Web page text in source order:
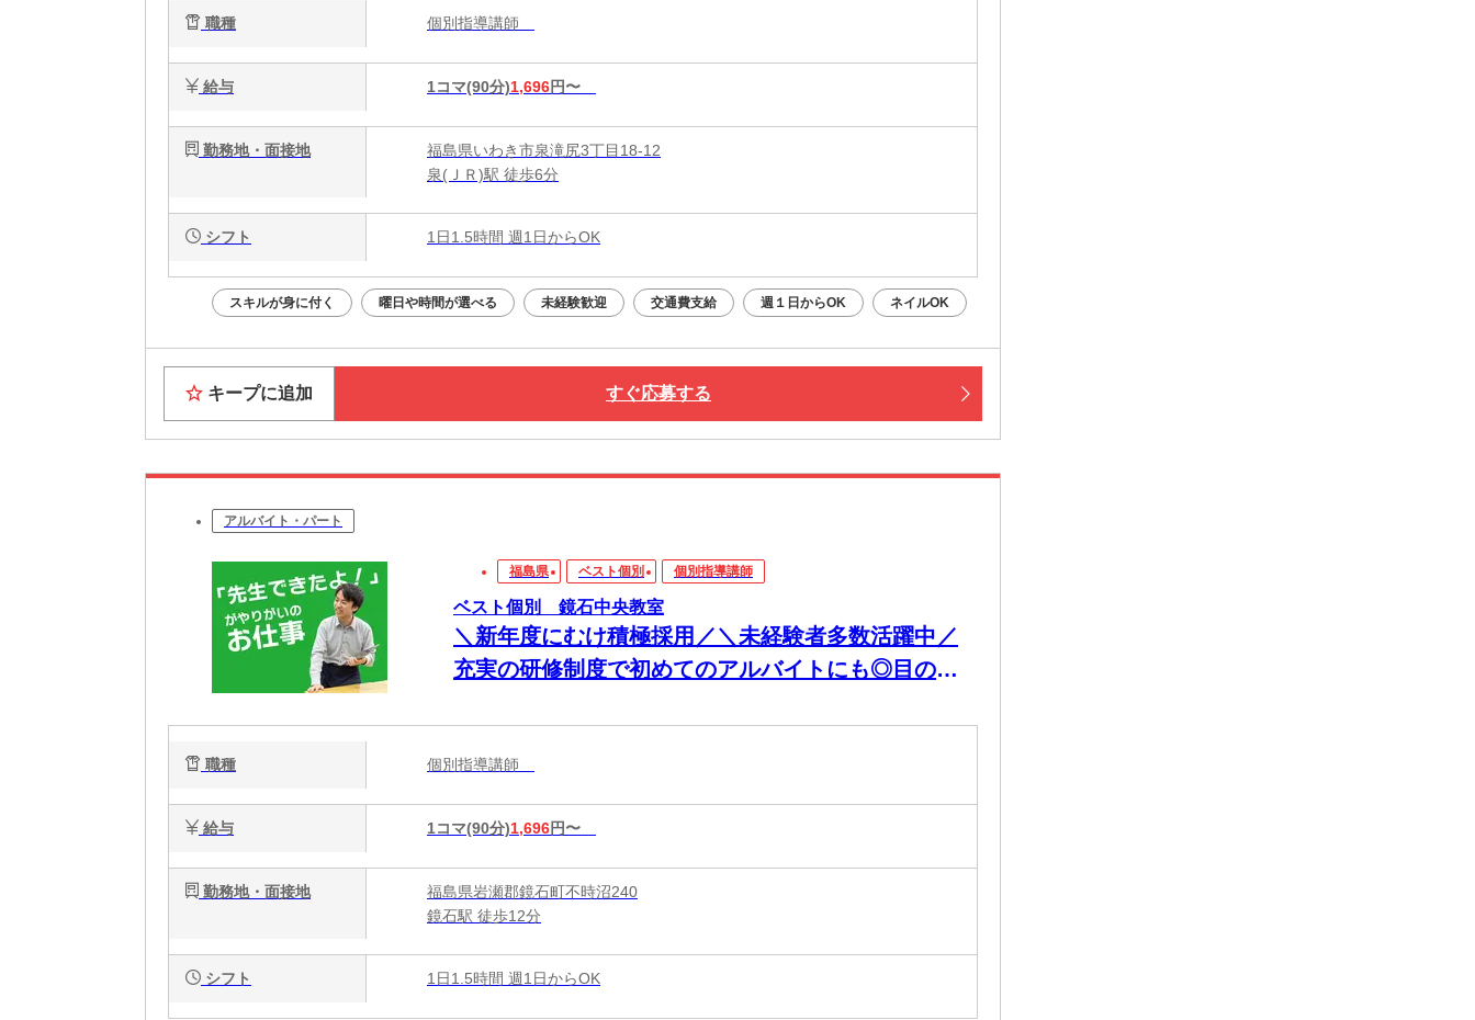
職種 個別指導講師
給与 1コマ(90分)1,696円〜
勤務地・面接地
福島県いわき市泉滝尻3丁目18-12
泉(ＪＲ)駅 徒歩6分
シフト 1日1.5時間 週1日からOK
スキルが身に付く 曜日や時間が選べる 未経験歓迎 交通費支給 週１日からOK ネイルOK
キープに追加 すぐ応募する
アルバイト・パート
福島県 ベスト個別 個別指導講師
ベスト個別 鏡石中央教室
＼新年度にむけ積極採用／＼未経験者多数活躍中／
充実の研修制度で初めてのアルバイトにも◎目の前
職種 個別指導講師
給与 1コマ(90分)1,696円〜
勤務地・面接地
福島県岩瀬郡鏡石町不時沼240
鏡石駅 徒歩12分
シフト 1日1.5時間 週1日からOK